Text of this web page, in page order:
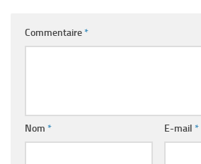
Commentaire*
Nom * E-mail *